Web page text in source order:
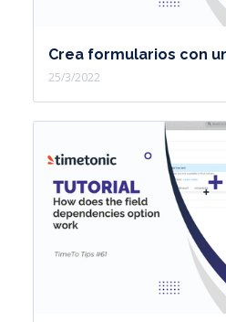
Crea formularios con
25/3/2022